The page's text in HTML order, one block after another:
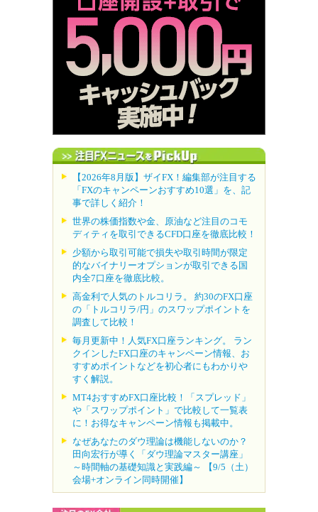
【2026年8月版】ザイFX！編集部が注目する
「FXのキャンペーンおすすめ10選」を、記
事で詳しく紹介！
世界の株価指数や金、原油など注目のコモ
ディティを取引できるCFD口座を徹底比較！
少額から取引可能で損失や取引時間が限定
的なバイナリーオプションが取引できる国
内全7口座を徹底比較。
高金利で人気のトルコリラ。 約30のFX口座
の「トルコリラ/円」のスワップポイントを
調査して比較！
毎月更新中！人気FX口座ランキング。 ラン
クインしたFX口座のキャンペーン情報、お
すすめポイントなどを初心者にもわかりや
すく解説。
MT4おすすめFX口座比較！「スプレッド」
や「スワップポイント」で比較して一覧表
に！お得なキャンペーン情報も掲載中。
なぜあなたのダウ理論は機能しないのか？
田向宏行が導く「ダウ理論マスター講座」
～時間軸の基礎知識と実践編～ 【9/5（土）
会場+オンライン同時開催】